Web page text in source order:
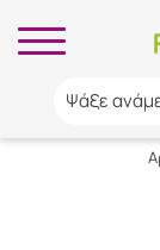
Ψάξε